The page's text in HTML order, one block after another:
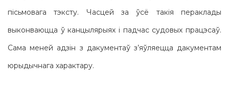
пісьмовага тэксту. Часцей за ўсё такія пераклады
выконваюцца ў канцылярыях і падчас судовых працэсаў.
Сама меней адзін з дакументаў з’яўляецца дакументам
юрыдычнага характару.